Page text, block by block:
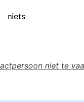
op een nuttige manier!
Geej se lèllike voel hod!
niets
niet te